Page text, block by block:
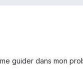
guider dans mon